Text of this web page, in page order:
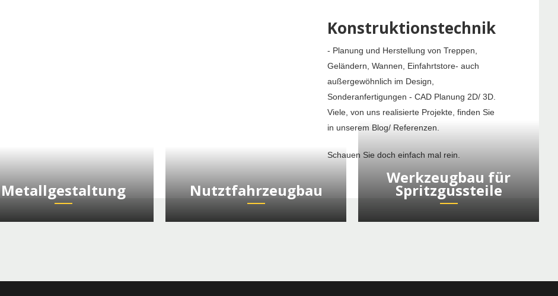
Konstruktionstechnik
- Planung und Herstellung von Treppen,
Geländern, Wannen, Einfahrtstore- auch
außergewöhnlich im Design,
Sonderanfertigungen - CAD Planung 2D/ 3D.
Viele, von uns realisierte Projekte, finden Sie
in unserem Blog/ Referenzen.
Schauen Sie doch einfach mal rein.
Metallgestaltung Nutztfahrzeugbau
Werkzeugbau für
Spritzgussteile